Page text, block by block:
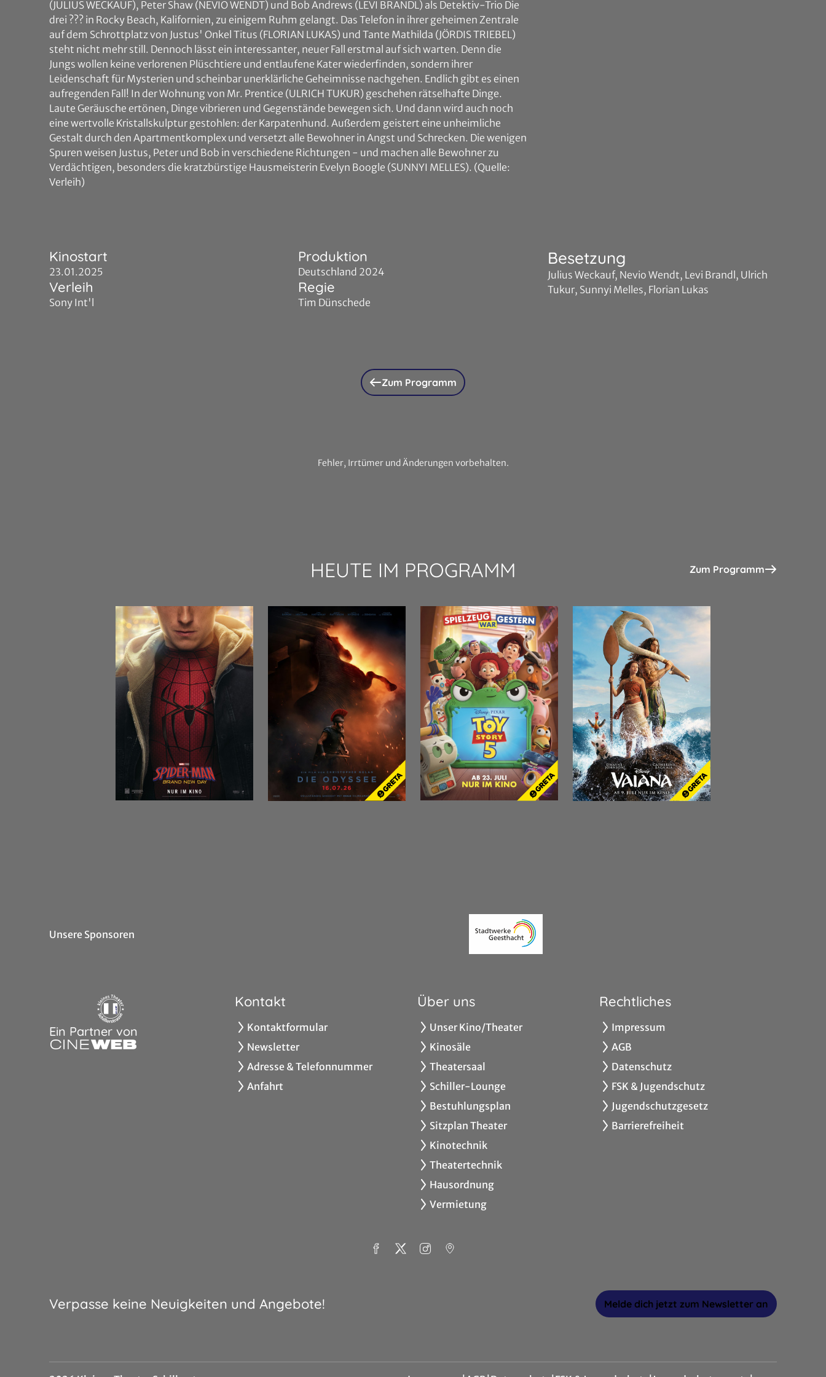
(JULIUS WECKAUF), Peter Shaw (NEVIO WENDT) und Bob Andrews (LEVI BRANDL) als Detektiv-Trio Die
drei ??? in Rocky Beach, Kalifornien, zu einigem Ruhm gelangt. Das Telefon in ihrer geheimen Zentrale
auf dem Schrottplatz von Justus' Onkel Titus (FLORIAN LUKAS) und Tante Mathilda (JÖRDIS TRIEBEL)
steht nicht mehr still. Dennoch lässt ein interessanter, neuer Fall erstmal auf sich warten. Denn die
Jungs wollen keine verlorenen Plüschtiere und entlaufene Kater wiederfinden, sondern ihrer
Leidenschaft für Mysterien und scheinbar unerklärliche Geheimnisse nachgehen. Endlich gibt es einen
aufregenden Fall! In der Wohnung von Mr. Prentice (ULRICH TUKUR) geschehen rätselhafte Dinge.
Laute Geräusche ertönen, Dinge vibrieren und Gegenstände bewegen sich. Und dann wird auch noch
eine wertvolle Kristallskulptur gestohlen: der Karpatenhund. Außerdem geistert eine unheimliche
Gestalt durch den Apartmentkomplex und versetzt alle Bewohner in Angst und Schrecken. Die wenigen
Spuren weisen Justus, Peter und Bob in verschiedene Richtungen - und machen alle Bewohner zu
Verdächtigen, besonders die kratzbürstige Hausmeisterin Evelyn Boogle (SUNNYI MELLES). (Quelle:
Verleih)
Kinostart
23.01.2025
Produktion
Deutschland 2024
Verleih
Sony Int'l
Regie
Tim Dünschede
Besetzung
Julius Weckauf, Nevio Wendt, Levi Brandl, Ulrich
Tukur, Sunnyi Melles, Florian Lukas
Zum Programm
Fehler, Irrtümer und Änderungen vorbehalten.
HEUTE IM PROGRAMM Zum Programm
Unsere Sponsoren
Ein Partner von
Kontakt
Kontaktformular
Newsletter
Adresse & Telefonnummer
Anfahrt
Über uns
Unser Kino/Theater
Kinosäle
Theatersaal
Schiller-Lounge
Bestuhlungsplan
Sitzplan Theater
Kinotechnik
Theatertechnik
Hausordnung
Vermietung
Rechtliches
Impressum
AGB
Datenschutz
FSK & Jugendschutz
Jugendschutzgesetz
Barrierefreiheit
Verpasse keine Neuigkeiten und Angebote! Melde dich jetzt zum Newsletter an